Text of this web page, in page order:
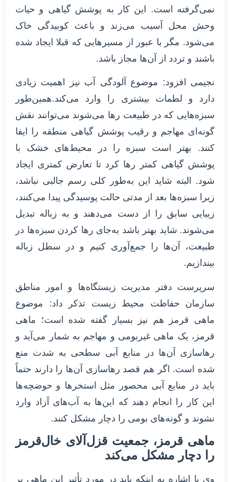
نمی‌گرفته است. این کار به پوشش گیاهی و حیات
وحش محل آسیب می‌زند و باعث کوبیدگی خاک
می‌شود. مگر با عبور از مسیرهایی که قبلا ایجاد شده
باشند و تردد از آن‌ها مجاز باشد.
نجیمی افزود: موضوع آلودگی آب نیز اهمیت زیادی
دارد و لطمات بیشتری را وارد می‌کند.همین‌طور
سبزه‌هایی که در طبیعت رها می‌شوند می‌توانند نقش
گونه‌ای مهاجم و رقیب پوشش گیاهی منطقه را ایفا
کنند. بهتر است سبزه را در محیط‌های خشک با
پوشش گیاهی کمتر رها کرد تا تعارض کمتری ایجاد
شود. البته شاید این به‌طور کلی رسم جالبی نباشد،
زیرا سبزه‌ها بعد از مدتی حالت پوسیدگی پیدا می‌کنند،
زیبایی سابق را از دست می‌دهند و به زباله تبدیل
می‌شوند. شاید بهتر باشد به‌جای رها کردن سبزه‌ها در
طبیعت، آن‌ها را جمع‌آوری کنیم و در سطل زباله
بیندازیم.
سرپرست دفتر مدیریت زیستگاه‌ها و امور مناطق
سازمان حفاظت محیط زیست تذکر داد: موضوع
ماهی قرمز هم نیز بسیار گفته شده است؛ ماهی
قرمز، یک ماهی غیربومی و مهاجم به شمار می‌آید و
رهاسازی آن‌ها در منابع آبی سطحی به شدت منع
شده است. اگر هم قصد رهاسازی آن‌ها را دارند حتماً
باید در منابع آبی محصور مثل استخرها و حوضچه‌ها
این کار را انجام دهند که این‌ها به آب‌های آزاد وارد
نشوند و گونه‌های بومی را دچار مشکل کنند.
ماهی قرمز، جمعیت قزل‌آلای خال‌قرمز
را دچار مشکل می‌کند
وی با اشاره به اینکه باید در مورد تأثیر این ماهی بر